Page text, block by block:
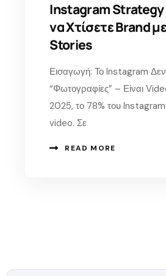
Instagram
να Χτίσετε Brand
Stories
Εισαγωγή: Το Instagram Δεν
“Φωτογραφίες” – Είναι
2025, το 78% του
video. Σε
READ MORE